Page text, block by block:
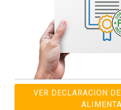
VER DECLARACION